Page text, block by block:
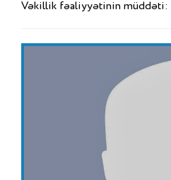
Vəkillik fəaliyyətinin müddəti: